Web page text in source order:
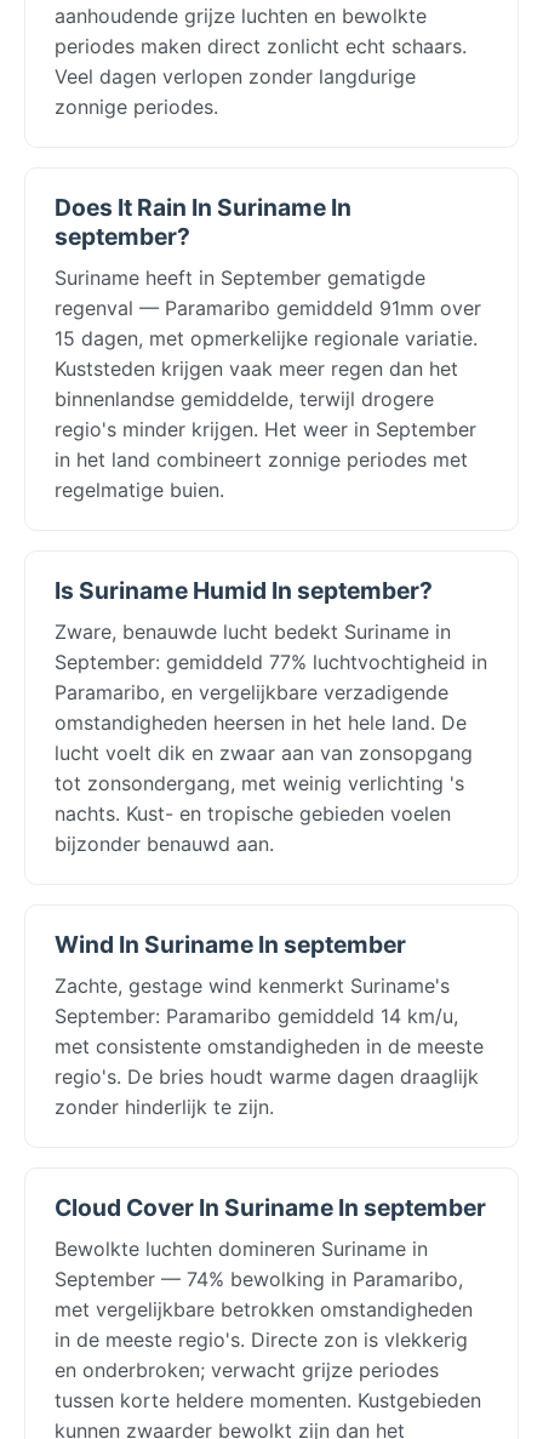
aanhoudende grijze luchten en bewolkte
periodes maken direct zonlicht echt schaars.
Veel dagen verlopen zonder langdurige
zonnige periodes.
Does It Rain In Suriname In
september?
Suriname heeft in September gematigde
regenval — Paramaribo gemiddeld 91mm over
15 dagen, met opmerkelijke regionale variatie.
Kuststeden krijgen vaak meer regen dan het
binnenlandse gemiddelde, terwijl drogere
regio's minder krijgen. Het weer in September
in het land combineert zonnige periodes met
regelmatige buien.
Is Suriname Humid In september?
Zware, benauwde lucht bedekt Suriname in
September: gemiddeld 77% luchtvochtigheid in
Paramaribo, en vergelijkbare verzadigende
omstandigheden heersen in het hele land. De
lucht voelt dik en zwaar aan van zonsopgang
tot zonsondergang, met weinig verlichting 's
nachts. Kust- en tropische gebieden voelen
bijzonder benauwd aan.
Wind In Suriname In september
Zachte, gestage wind kenmerkt Suriname's
September: Paramaribo gemiddeld 14 km/u,
met consistente omstandigheden in de meeste
regio's. De bries houdt warme dagen draaglijk
zonder hinderlijk te zijn.
Cloud Cover In Suriname In september
Bewolkte luchten domineren Suriname in
September — 74% bewolking in Paramaribo,
met vergelijkbare betrokken omstandigheden
in de meeste regio's. Directe zon is vlekkerig
en onderbroken; verwacht grijze periodes
tussen korte heldere momenten. Kustgebieden
kunnen zwaarder bewolkt zijn dan het